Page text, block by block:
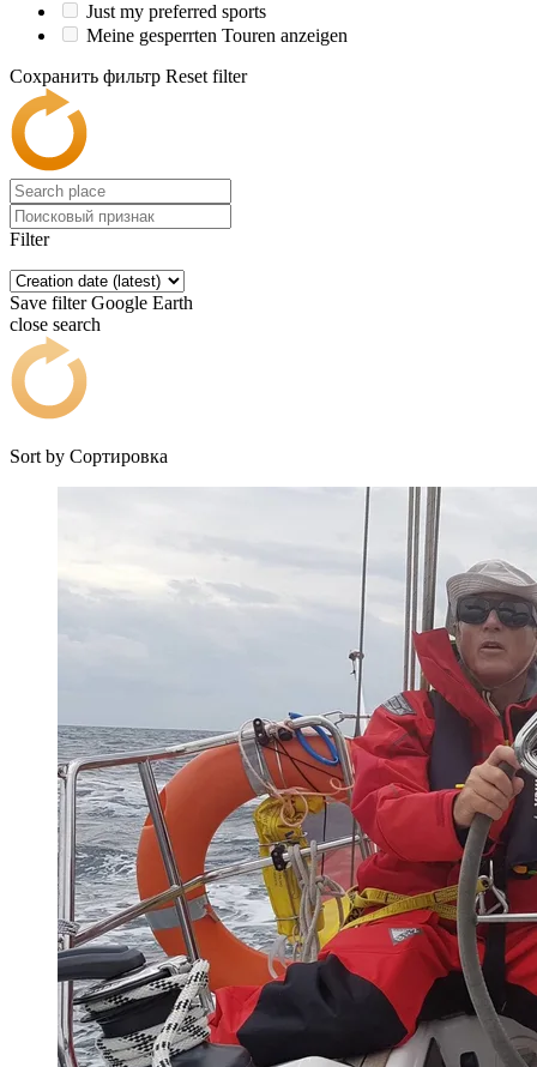
Just my preferred sports
Meine gesperrten Touren anzeigen
Сохранить фильтр Reset filter
Filter
Save filter Google Earth
close search
Sort by Сортировка